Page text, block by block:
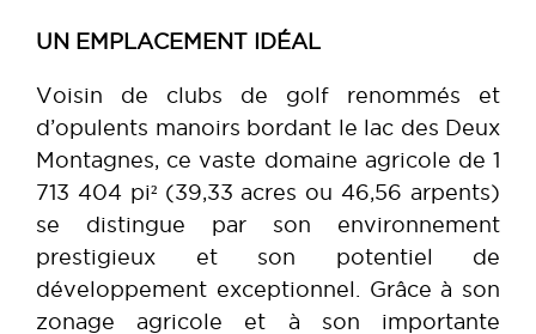
UN EMPLACEMENT IDÉAL
Voisin de clubs de golf renommés et
d’opulents manoirs bordant le lac des Deux
Montagnes, ce vaste domaine agricole de 1
713 404 pi² (39,33 acres ou 46,56 arpents)
se distingue par son environnement
prestigieux et son potentiel de
développement exceptionnel. Grâce à son
zonage agricole et à son importante